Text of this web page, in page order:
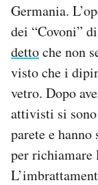
AREA
Area
Newsletter
Notifiche
Regala il Post
Germania.
dei “Covoni”
dettoche non
visto che i
vetro. Dopo
attivisti si
parete e
per richiamare